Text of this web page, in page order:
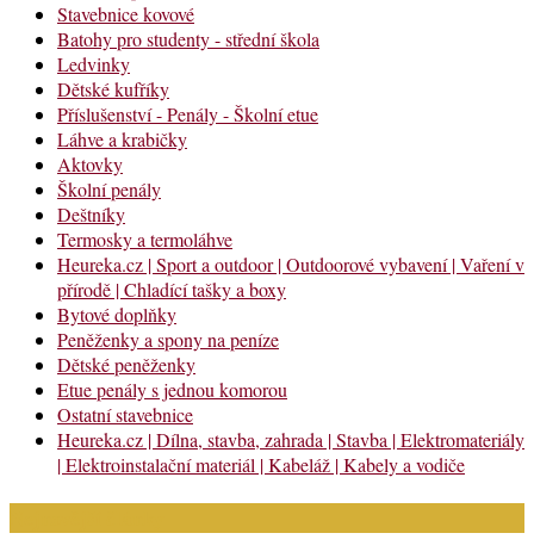
Stavebnice kovové
Batohy pro studenty - střední škola
Ledvinky
Dětské kufříky
Příslušenství - Penály - Školní etue
Láhve a krabičky
Aktovky
Školní penály
Deštníky
Termosky a termoláhve
Heureka.cz | Sport a outdoor | Outdoorové vybavení | Vaření v
přírodě | Chladící tašky a boxy
Bytové doplňky
Peněženky a spony na peníze
Dětské peněženky
Etue penály s jednou komorou
Ostatní stavebnice
Heureka.cz | Dílna, stavba, zahrada | Stavba | Elektromateriály
| Elektroinstalační materiál | Kabeláž | Kabely a vodiče